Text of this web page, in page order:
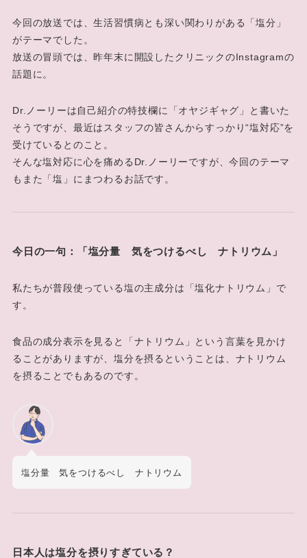
今回の放送では、生活習慣病とも深い関わりがある「塩分」
がテーマでした。
放送の冒頭では、昨年末に開設したクリニックのInstagramの
話題に。
Dr.ノーリーは自己紹介の特技欄に「オヤジギャグ」と書いた
そうですが、最近はスタッフの皆さんからすっかり“塩対応”を
受けているとのこと。
そんな塩対応に心を痛めるDr.ノーリーですが、今回のテーマ
もまた「塩」にまつわるお話です。
今日の一句：「塩分量 気をつけるべし ナトリウム」
私たちが普段使っている塩の主成分は「塩化ナトリウム」で
す。
食品の成分表示を見ると「ナトリウム」という言葉を見かけ
ることがありますが、塩分を摂るということは、ナトリウム
を摂ることでもあるのです。
塩分量 気をつけるべし ナトリウム
日本人は塩分を摂りすぎている？